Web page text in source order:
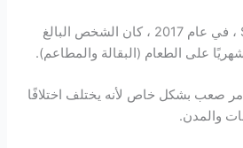
وفقًا لـ Statistic Canada ، في عام 2017 ، كان الشخص البالغ
صعب بشكل خاص لأنه يختلف اختلافًا
والمدن.